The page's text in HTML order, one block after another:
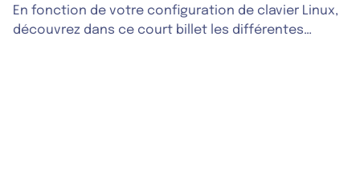
En fonction de votre configuration de clavier Linux,
découvrez dans ce court billet les différentes